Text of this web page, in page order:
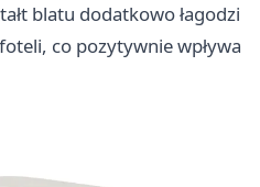
blatu dodatkowo łagodzi
co pozytywnie wpływa